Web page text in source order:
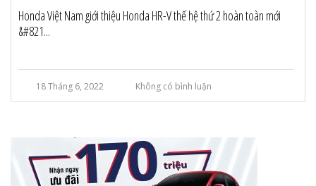
Honda Việt Nam giới thiệu Honda HR-V thế hệ thứ 2 hoàn toàn mới
&#821...
18 Tháng 6, 2022 Không có bình luận